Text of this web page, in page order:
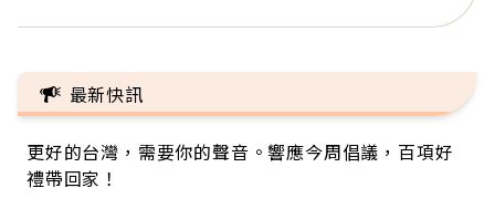
最新快訊
更好的台灣，需要你的聲音。響應今周倡議，百項好
禮帶回家！